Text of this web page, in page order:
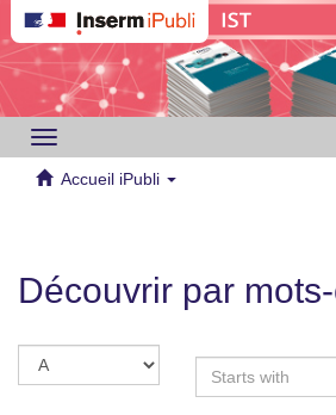
Toggle
navigation
Accueil iPubli
Découvrir par